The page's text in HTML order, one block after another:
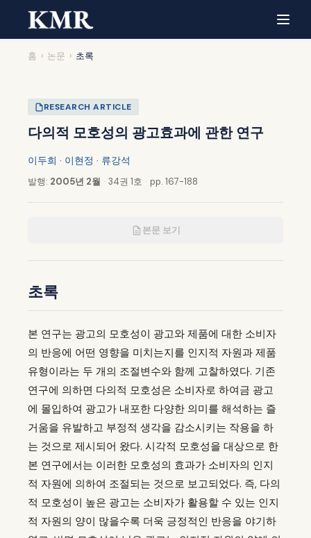
홈 › 논문 › 초록
RESEARCH ARTICLE
다의적 모호성의 광고효과에 관한 연구
이두희 · 이현정 · 류강석
발행: 2005년 2월 · 34권 1호 · pp. 167-188
본문 보기
초록
본 연구는 광고의 모호성이 광고와 제품에 대한 소비자
의 반응에 어떤 영향을 미치는지를 인지적 자원과 제품
유형이라는 두 개의 조절변수와 함께 고찰하였다. 기존
연구에 의하면 다의적 모호성은 소비자로 하여금 광고
에 몰입하여 광고가 내포한 다양한 의미를 해석하는 즐
거움을 유발하고 부정적 생각을 감소시키는 작용을 하
는 것으로 제시되어 왔다. 시각적 모호성을 대상으로 한
본 연구에서는 이러한 모호성의 효과가 소비자의 인지
적 자원에 의하여 조절되는 것으로 보고되었다. 즉, 다의
적 모호성이 높은 광고는 소비자가 활용할 수 있는 인지
적 자원의 양이 많을수록 더욱 긍정적인 반응을 야기하